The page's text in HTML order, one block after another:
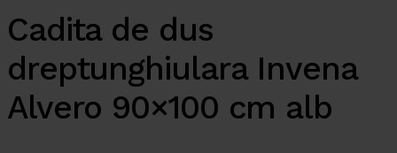
Cadita de dus
dreptunghiulara Invena
Alvero 90×100 cm alb